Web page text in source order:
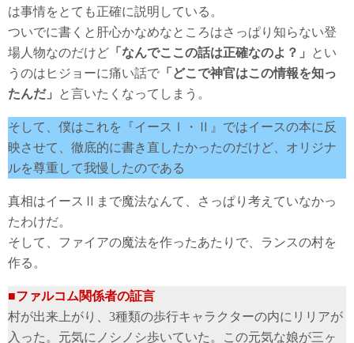
は事情をとても正確に説明している。
ついでに書くと肝心かなめなところはさっぱり知らない登
場人物なのだけど 「なんでここの話は正確なのよ？」
とい
うのはヒジョーに痛い話で 「どこで神官はこの情報を知っ
たんだ」
と言いたくなってしまう。
そして、僕はこれを『イースⅠ・Ⅱ』ではイースの本に反
映させて、徹底的に書き直したかったのだけど、オリジナ
ルを尊重して我慢したのである
真相はイースⅡまで魔法なんて、さっぱり考えていなかっ
たわけだ。
そして、ファイアの魔法を作ったあたりで、ランスの村を
作る。
■ファルコム関係者の証言
村が出来上がり、3種類の歩行キャラクターの内にリリアが
入った。元気にノシノシ歩いていた。この元気な娘が三ヶ